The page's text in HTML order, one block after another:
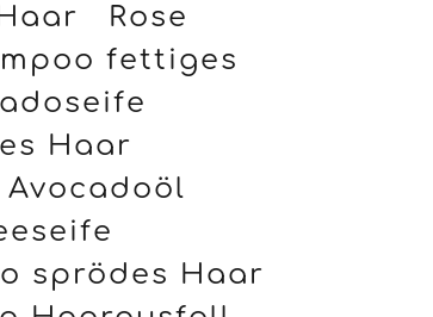
Rose
fettiges
Haar
Avocadoöl
sprödes Haar